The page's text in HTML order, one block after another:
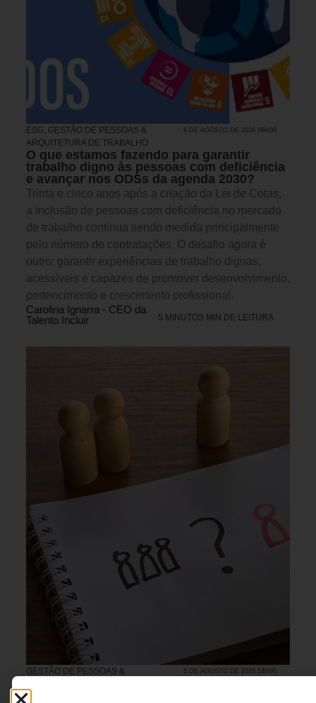
ESG, GESTÃO DE PESSOAS &
ARQUITETURA DE TRABALHO
6 DE AGOSTO DE 2026 08H00
O que estamos fazendo para garantir
trabalho digno às pessoas com deficiência
e avançar nos ODSs da agenda 2030?
Trinta e cinco anos após a criação da Lei de Cotas,
a inclusão de pessoas com deficiência no mercado
de trabalho continua sendo medida principalmente
pelo número de contratações. O desafio agora é
outro: garantir experiências de trabalho dignas,
acessíveis e capazes de promover desenvolvimento,
pertencimento e crescimento profissional.
Carolina Ignarra - CEO da
Talento Incluir
5 MINUTOS MIN DE LEITURA
GESTÃO DE PESSOAS &
5 DE AGOSTO DE 2026 14H00
Contratar, promover ou buscar fora: a